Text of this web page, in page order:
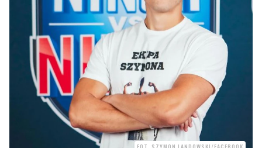
FOT. SZYMON LANDOWSKI/FACEBOOK
Kolejny mieszkaniec gminy Luzino wystąpi w popularnym